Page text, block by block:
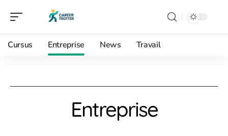
Cursus Entreprise News Travail
Entreprise